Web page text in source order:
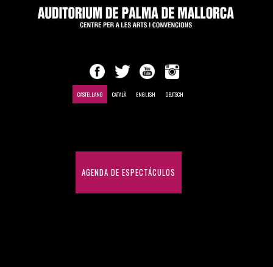
CASTELLANO CATALÀ ENGLISH DEUTSCH
AGENDA DE ESPECTÁCULOS